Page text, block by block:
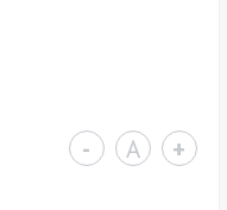
- A +